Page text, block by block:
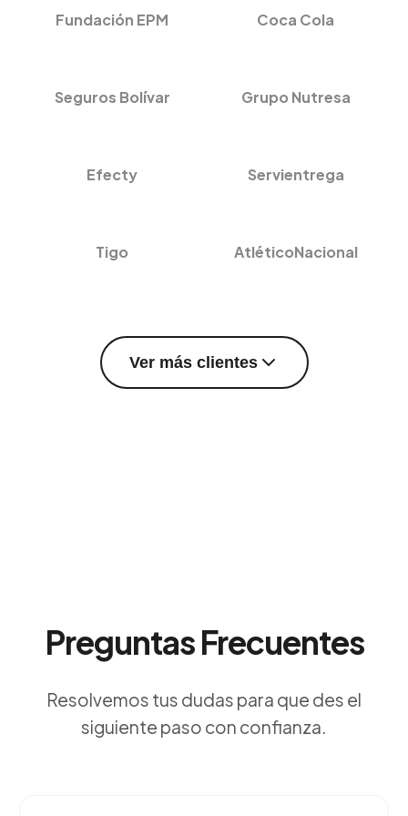
Fundación EPM Coca Cola
Seguros Bolívar Grupo Nutresa
Efecty Servientrega
Tigo AtléticoNacional
Ver más clientes
Preguntas Frecuentes
Resolvemos tus dudas para que des el
siguiente paso con confianza.